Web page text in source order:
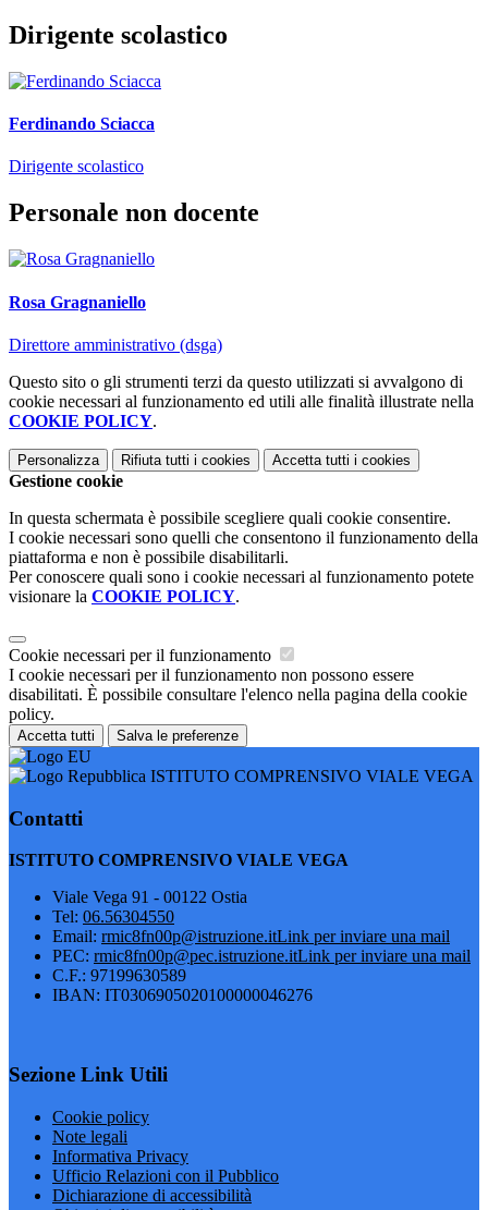
Dirigente scolastico
Ferdinando Sciacca
Dirigente scolastico
Personale non docente
Rosa Gragnaniello
Direttore amministrativo (dsga)
Questo sito o gli strumenti terzi da questo utilizzati si avvalgono di
cookie necessari al funzionamento ed utili alle finalità illustrate nella
COOKIE POLICY.
Personalizza Rifiuta tutti i cookies Accetta tutti i cookies
Gestione cookie
In questa schermata è possibile scegliere quali cookie consentire.
I cookie necessari sono quelli che consentono il funzionamento della
piattaforma e non è possibile disabilitarli.
Per conoscere quali sono i cookie necessari al funzionamento potete
visionare la COOKIE POLICY.
Cookie necessari per il funzionamento
I cookie necessari per il funzionamento non possono essere
disabilitati. È possibile consultare l'elenco nella pagina della cookie
policy.
Accetta tutti Salva le preferenze
ISTITUTO COMPRENSIVO VIALE VEGA
Contatti
ISTITUTO COMPRENSIVO VIALE VEGA
Viale Vega 91 - 00122 Ostia
Tel: 06.56304550
Email: rmic8fn00p@istruzione.itLink per inviare una mail
PEC: rmic8fn00p@pec.istruzione.itLink per inviare una mail
C.F.: 97199630589
IBAN: IT0306905020100000046276
Sezione Link Utili
Cookie policy
Note legali
Informativa Privacy
Ufficio Relazioni con il Pubblico
Dichiarazione di accessibilità